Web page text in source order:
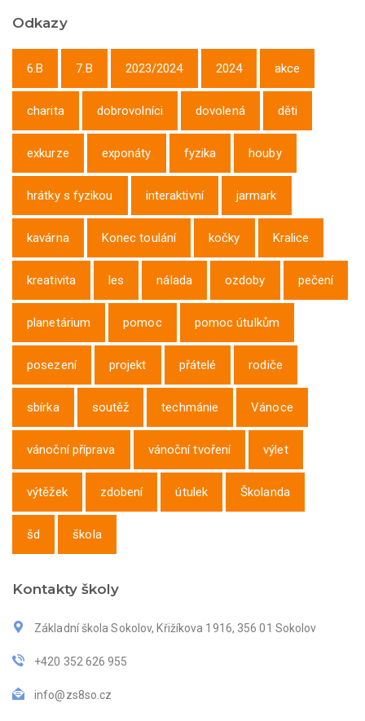
Odkazy
6.B 7.B 2023/2024 2024 akce
charita dobrovolníci dovolená děti
exkurze exponáty fyzika houby
hrátky s fyzikou interaktivní jarmark
kavárna Konec toulání kočky Kralice
kreativita les nálada ozdoby pečení
planetárium pomoc pomoc útulkům
posezení projekt přátelé rodiče
sbírka soutěž techmánie Vánoce
vánoční příprava vánoční tvoření výlet
výtěžek zdobení útulek Školanda
šd škola
Kontakty školy
Základní škola Sokolov, Křižíkova 1916, 356 01 Sokolov
+420 352 626 955
info@zs8so.cz